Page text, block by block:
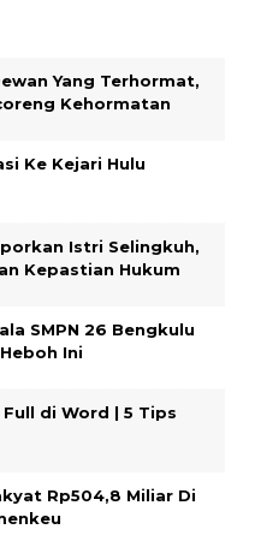
Yang Terhormat,
Kehormatan
Ke Kejari Hulu
Istri Selingkuh,
Kepastian Hukum
SMPN 26 Bengkulu
Ini
di Word | 5 Tips
Rp504,8 Miliar Di